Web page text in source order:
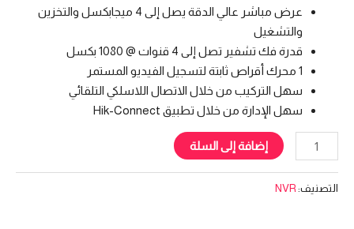
عرض مباشر عالي الدقة يصل إلى 4 ميجابكسل والتخزين
والتشغيل
قدرة فك تشفير تصل إلى 4 قنوات @ 1080 بكسل
1 محرك أقراص ثابتة لتسجيل الفيديو المستمر
سهل التركيب من خلال الاتصال اللاسلكي التلقائي
سهل الإدارة من خلال تطبيق Hik-Connect
إضافة إلى السلة
التصنيف: NVR